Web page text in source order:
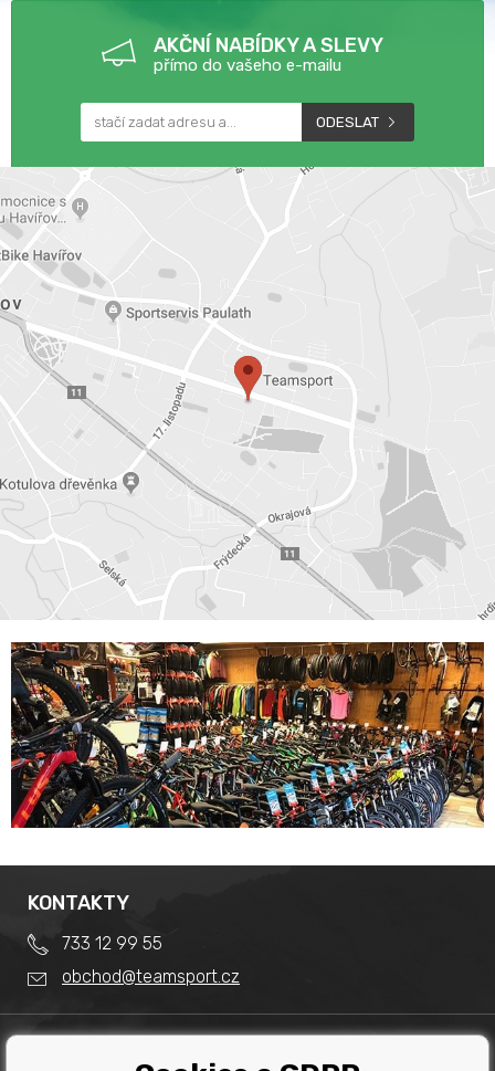
AKČNÍ NABÍDKY A SLEVY
přímo do vašeho e-mailu
ODESLAT
KONTAKTY
733 12 99 55
obchod@teamsport.cz